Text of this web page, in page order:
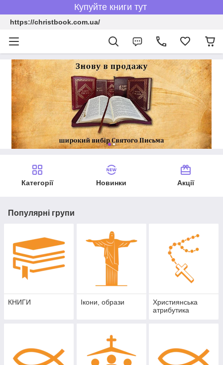
Купуйте книги тут
https://christbook.com.ua/
Категорії Новинки Акції
Популярні групи
КНИГИ Ікони, образи
Християнська
атрибутика